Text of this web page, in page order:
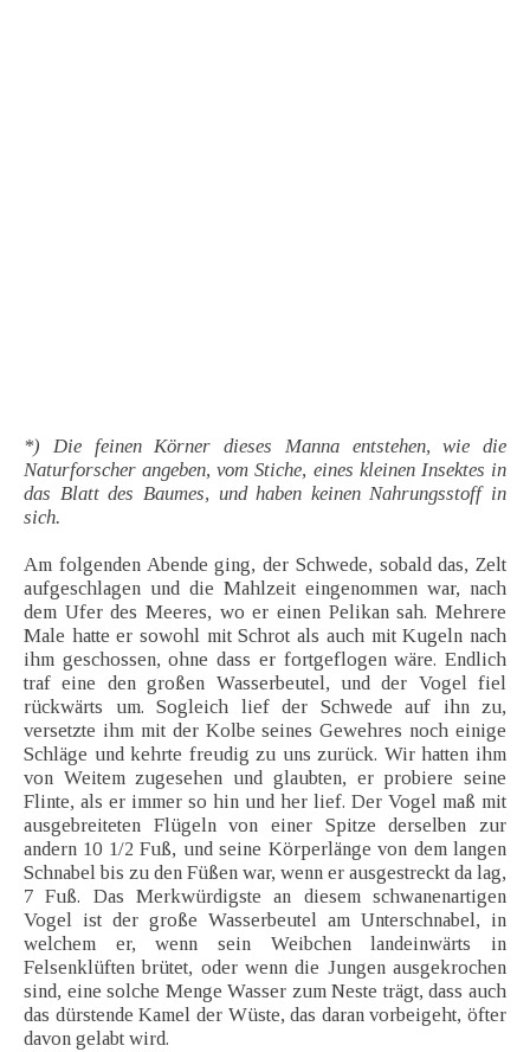
*) Die feinen Körner dieses Manna entstehen, wie die
Naturforscher angeben, vom Stiche, eines kleinen Insektes in
das Blatt des Baumes, und haben keinen Nahrungsstoff in
sich.
Am folgenden Abende ging, der Schwede, sobald das, Zelt
aufgeschlagen und die Mahlzeit eingenommen war, nach
dem Ufer des Meeres, wo er einen Pelikan sah. Mehrere
Male hatte er sowohl mit Schrot als auch mit Kugeln nach
ihm geschossen, ohne dass er fortgeflogen wäre. Endlich
traf eine den großen Wasserbeutel, und der Vogel fiel
rückwärts um. Sogleich lief der Schwede auf ihn zu,
versetzte ihm mit der Kolbe seines Gewehres noch einige
Schläge und kehrte freudig zu uns zurück. Wir hatten ihm
von Weitem zugesehen und glaubten, er probiere seine
Flinte, als er immer so hin und her lief. Der Vogel maß mit
ausgebreiteten Flügeln von einer Spitze derselben zur
andern 10 1/2 Fuß, und seine Körperlänge von dem langen
Schnabel bis zu den Füßen war, wenn er ausgestreckt da lag,
7 Fuß. Das Merkwürdigste an diesem schwanenartigen
Vogel ist der große Wasserbeutel am Unterschnabel, in
welchem er, wenn sein Weibchen landeinwärts in
Felsenklüften brütet, oder wenn die Jungen ausgekrochen
sind, eine solche Menge Wasser zum Neste trägt, dass auch
das dürstende Kamel der Wüste, das daran vorbeigeht, öfter
davon gelabt wird.